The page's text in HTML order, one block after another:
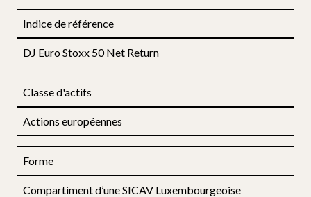
Indice de référence
DJ Euro Stoxx 50 Net Return
Classe d'actifs
Actions européennes
Forme
Compartiment d’une SICAV Luxembourgeoise